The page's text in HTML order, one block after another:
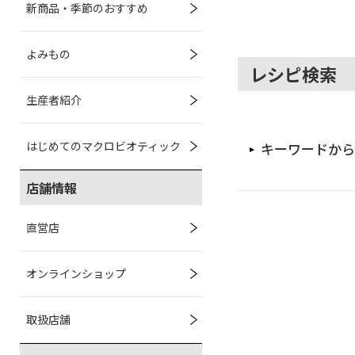
新商品・季節のおすすめ
よみもの
生産者紹介
はじめてのマクロビオティック
店舗情報
直営店
オンラインショップ
取扱店舗
レシピ検索
キーワードか